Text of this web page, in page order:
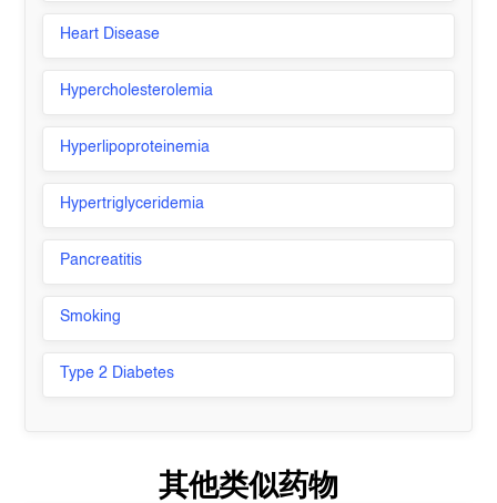
Heart Disease
Hypercholesterolemia
Hyperlipoproteinemia
Hypertriglyceridemia
Pancreatitis
Smoking
Type 2 Diabetes
其他类似药物